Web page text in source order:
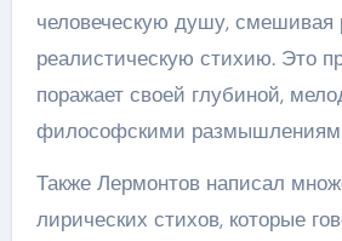
человеческую душу, смешивая
реалистическую стихию. Это
поражает своей глубиной,
философскими
Также Лермонтов написал
лирических стихов, которые